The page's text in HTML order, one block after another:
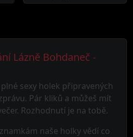
Lázně Bohdaneč -
sexy holek připravených
Pár kliků a můžeš mít
Rozhodnutí je na tobě.
naše holky vědí co